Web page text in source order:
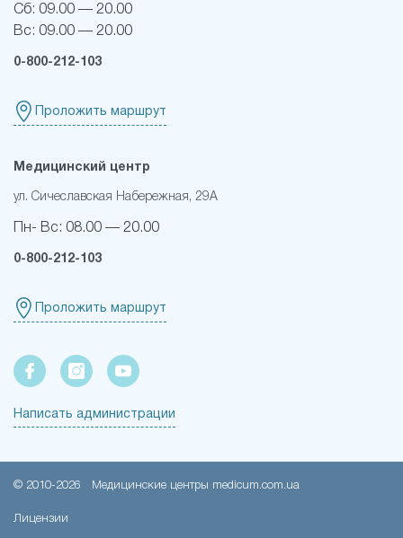
Сб: 09.00 — 20.00
Вс: 09.00 — 20.00
0-800-212-103
Проложить маршрут
Медицинский центр
ул. Сичеславская Набережная, 29А
Пн- Вс: 08.00 — 20.00
0-800-212-103
Проложить маршрут
Написать администрации
© 2010-2026 Медицинские центры medicum.com.ua
Лицензии